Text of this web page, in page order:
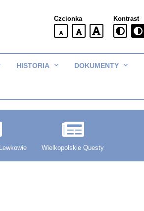
Czcionka
domyślnawiększanajwiększa
czcionka
Kontrast
HISTORIA DOKUMENTY
Wielkopolskie Questy